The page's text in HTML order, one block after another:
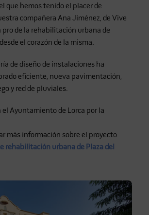
que hemos tenido el placer de
compañera Ana Jiménez, de Vive
de la rehabilitación urbana de
el corazón de la misma.
de diseño de instalaciones ha
eficiente, nueva pavimentación,
y red de pluviales.
el Ayuntamiento de Lorca por la
más información sobre el proyecto
rehabilitación urbana de Plaza del